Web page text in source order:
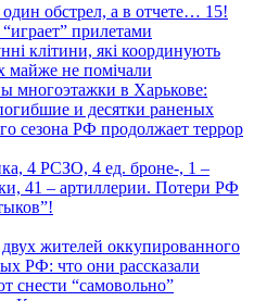
обстрел, а в отчете… 15!
прилетами
клітини, які координують
майже не помічали
многоэтажки в Харькове:
и десятки раненых
сезона РФ продолжает террор
4 РСЗО, 4 ед. броне-, 1 –
41 – артиллерии. Потери РФ
жителей оккупированного
РФ: что они рассказали
снести “самовольно”